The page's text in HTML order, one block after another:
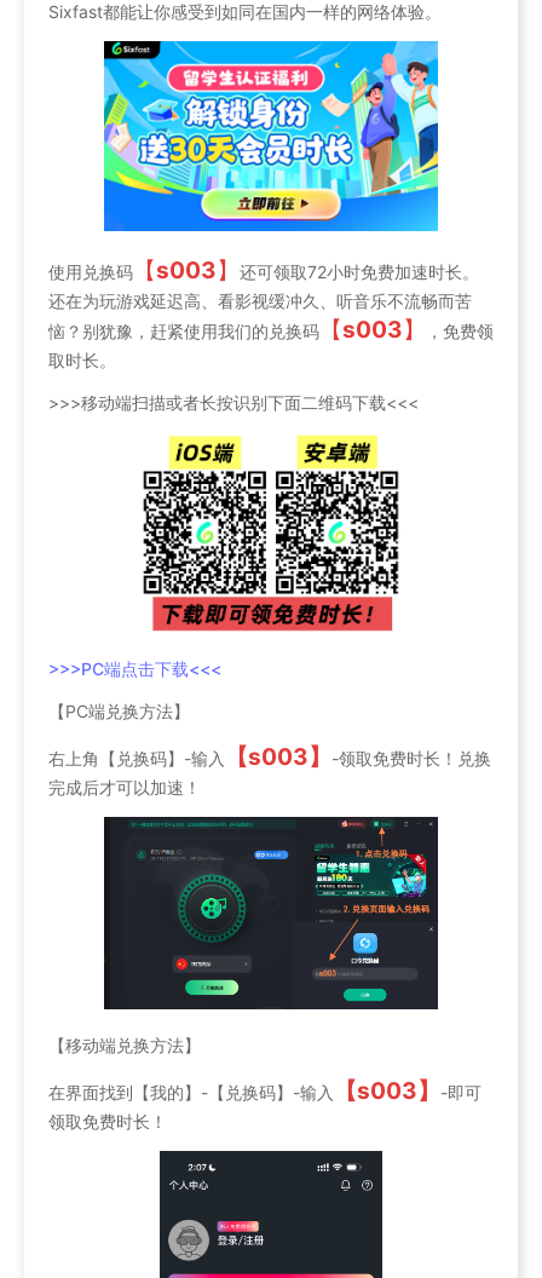
Sixfast都能让你感受到如同在国内一样的网络体验。
使用兑换码 【s003】
还可领取72小时免费加速时长。
还在为玩游戏延迟高、看影视缓冲久、听音乐不流畅而苦
恼？别犹豫，赶紧使用我们的兑换码
【s003】
，免费领
取时长。
>>>移动端扫描或者长按识别下面二维码下载<<<
>>>PC端点击下载<<<
【PC端兑换方法】
右上角【兑换码】-输入 【s003】
-领取免费时长！兑换
完成后才可以加速！
【移动端兑换方法】
在界面找到【我的】-【兑换码】-输入 【s003】
-即可
领取免费时长！